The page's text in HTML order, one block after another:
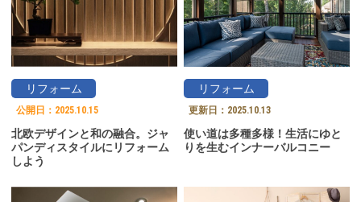
リフォーム
公開日： 2025.10.15
北欧デザインと和の融合。ジャ
パンディスタイルにリフォーム
しよう
リフォーム
更新日： 2025.10.13
使い道は多種多様！生活にゆと
りを生むインナーバルコニー